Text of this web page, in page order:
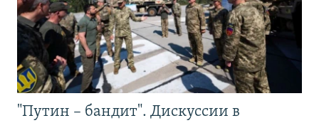
"Путин – бандит". Дискуссии в